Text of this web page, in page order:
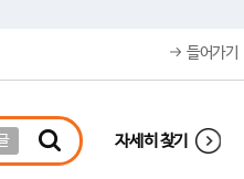
들어가기
자세히 찾기